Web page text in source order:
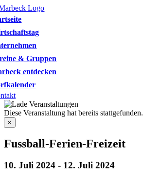
Skip
to
content
& Gruppen
entdecken
Diese Veranstaltung hat bereits stattgefunden.
×
Fussball-Ferien-Freizeit
10. Juli 2024 - 12. Juli 2024